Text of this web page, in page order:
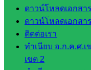
ดาวน์โหลดเอกสา
ดาวน์โหลดเอกส
ติดต่อเรา
ทำเนียบ อ.ก.ค.ศ.
เขต 2
กลุ่มน
โยบาย
และแผน
กลุ่มส่ง
เสริมการ